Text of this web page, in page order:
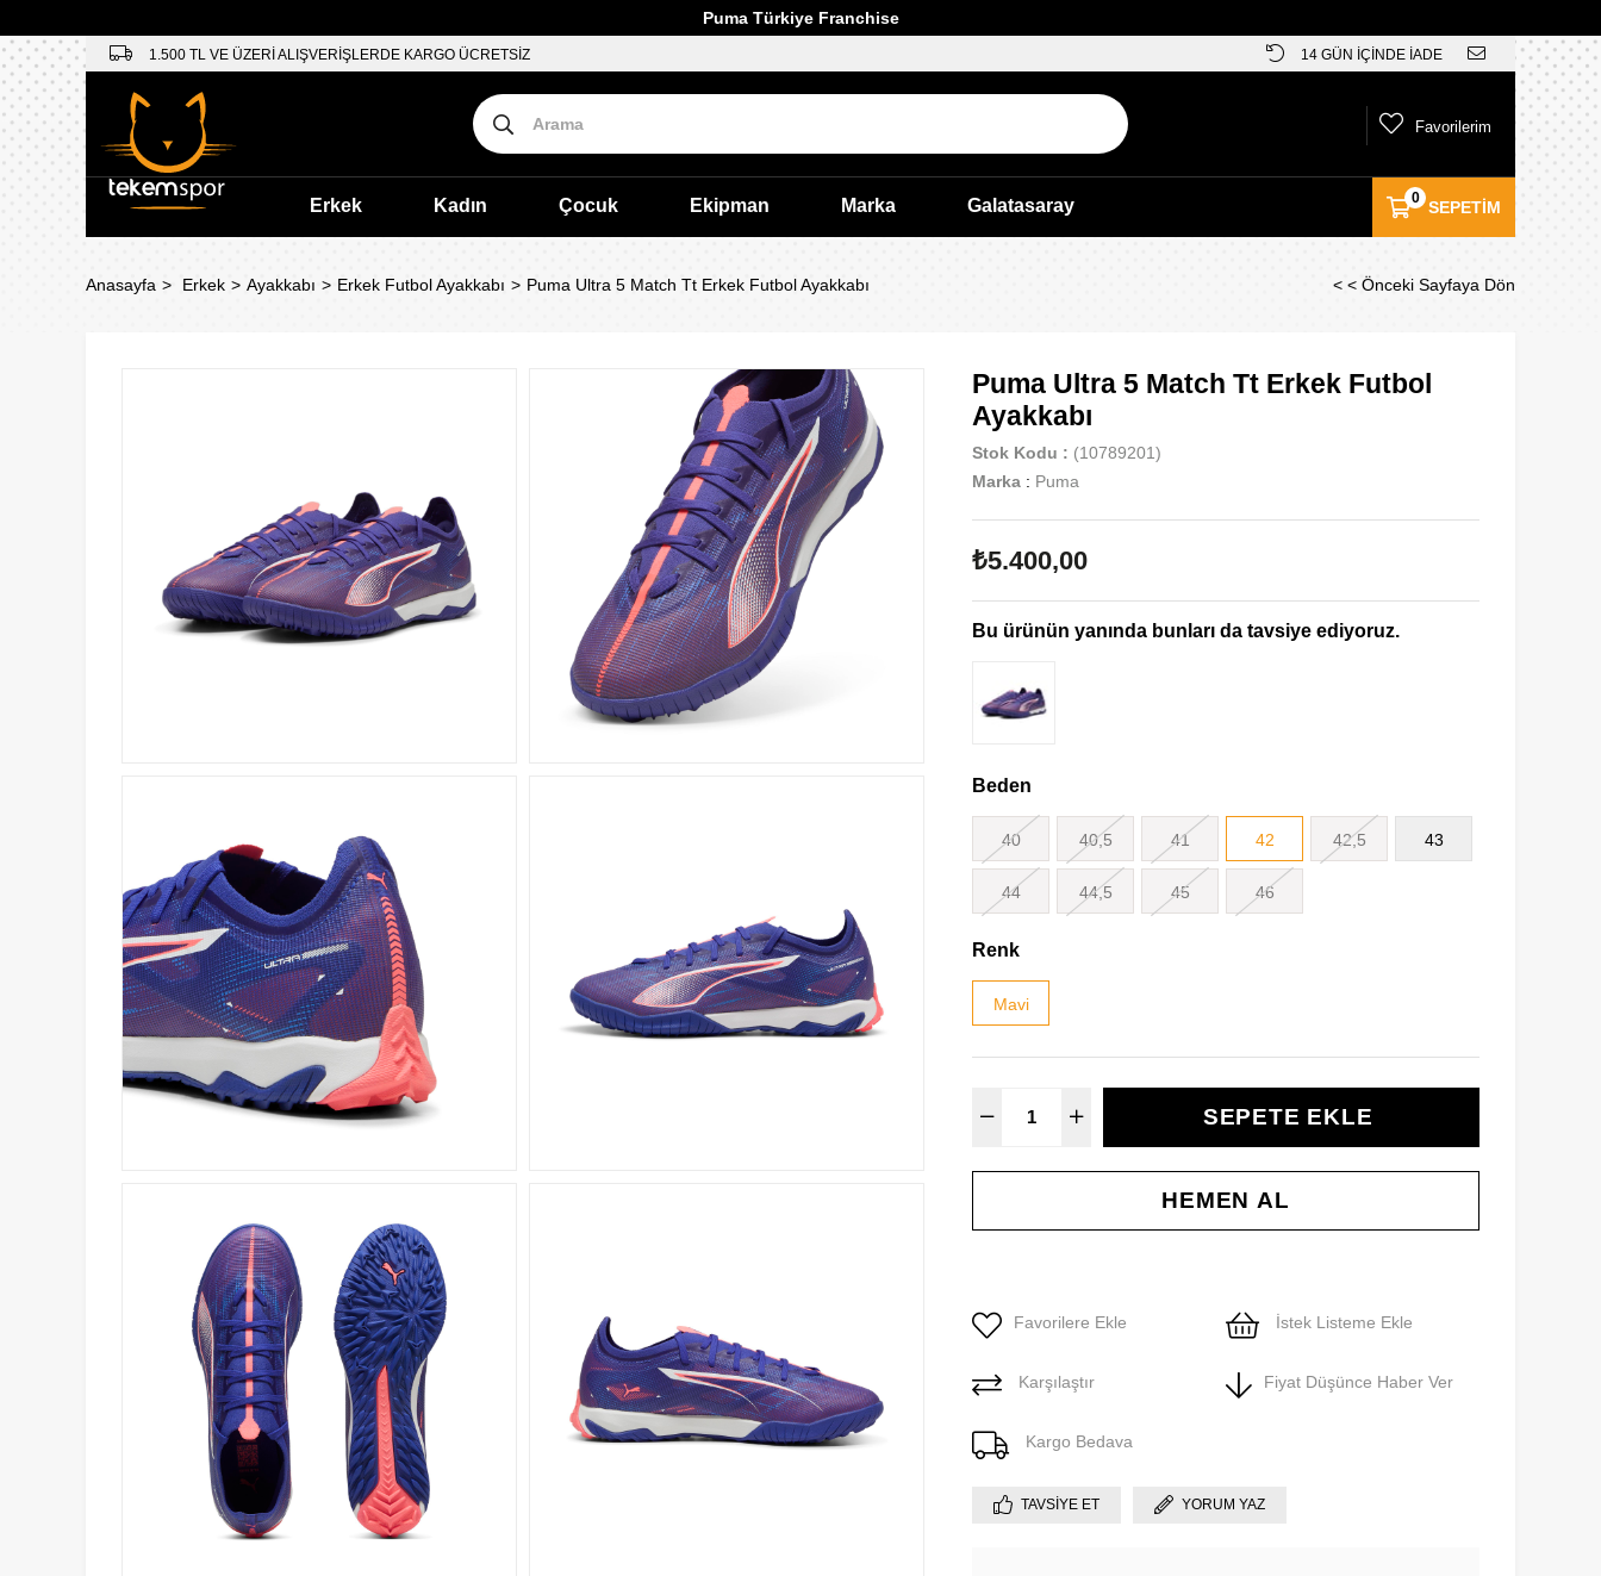
Puma Türkiye Franchise
1.500 TL VE ÜZERİ ALIŞVERİŞLERDE KARGO ÜCRETSİZ 14 GÜN İÇİNDE İADE
SEPETIM
0
Favorilerim
Erkek Kadın Çocuk Ekipman Marka Galatasaray
Anasayfa Erkek Ayakkabı Erkek Futbol Ayakkabı Puma Ultra 5 Match Tt Erkek Futbol Ayakkabı < < Önceki Sayfaya Dön
Puma Ultra 5 Match Tt Erkek Futbol
Ayakkabı
Stok Kodu
(10789201)
Marka : Puma
₺5.400,00
Bu ürünün yanında bunları da tavsiye ediyoruz.
Beden
40 40,5 41 42 42,5 43
44 44,5 45 46
Renk
Mavi
Favorilere Ekle İstek Listeme Ekle
Karşılaştır Fiyat Düşünce Haber Ver
Kargo Bedava
TAVSIYE ET YORUM YAZ